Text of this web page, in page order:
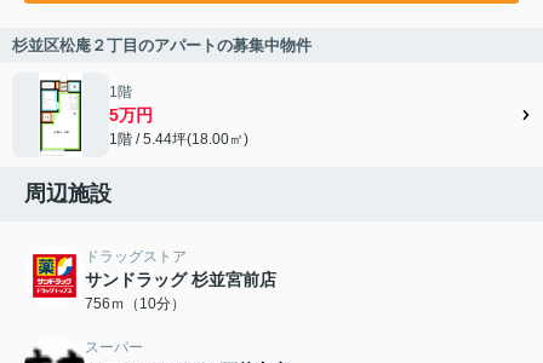
杉並区松庵２丁目のアパートの募集中物件
1階
5万円
1階 / 5.44坪(18.00㎡)
周辺施設
ドラッグストア
サンドラッグ 杉並宮前店
756ｍ（10分）
スーパー